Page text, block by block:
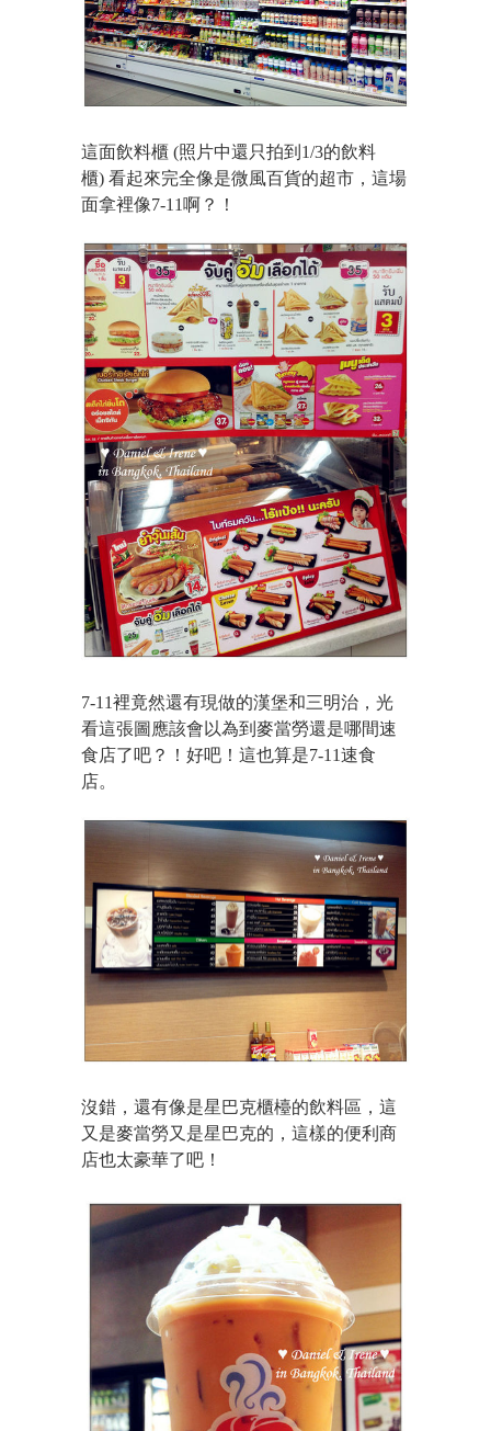
這面飲料櫃 (照片中還只拍到1/3的飲料
櫃) 看起來完全像是微風百貨的超市，這場
面拿裡像7-11啊？！
7-11裡竟然還有現做的漢堡和三明治，光
看這張圖應該會以為到麥當勞還是哪間速
食店了吧？！好吧！這也算是7-11速食
店。
沒錯，還有像是星巴克櫃檯的飲料區，這
又是麥當勞又是星巴克的，這樣的便利商
店也太豪華了吧！